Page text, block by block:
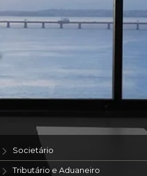
Societário
Tributário e Aduaneiro